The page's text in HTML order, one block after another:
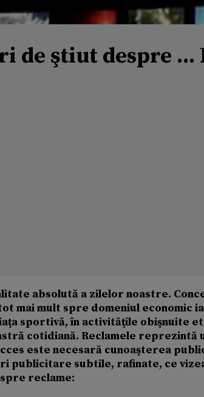
de ştiut despre ...
absolută a zilelor noastre.
mai mult spre domeniul economic
sportivă, în activităţile obişnuite
cotidiană. Reclamele
este necesară cunoaşterea
publicitare subtile, rafinate, ce
reclame: